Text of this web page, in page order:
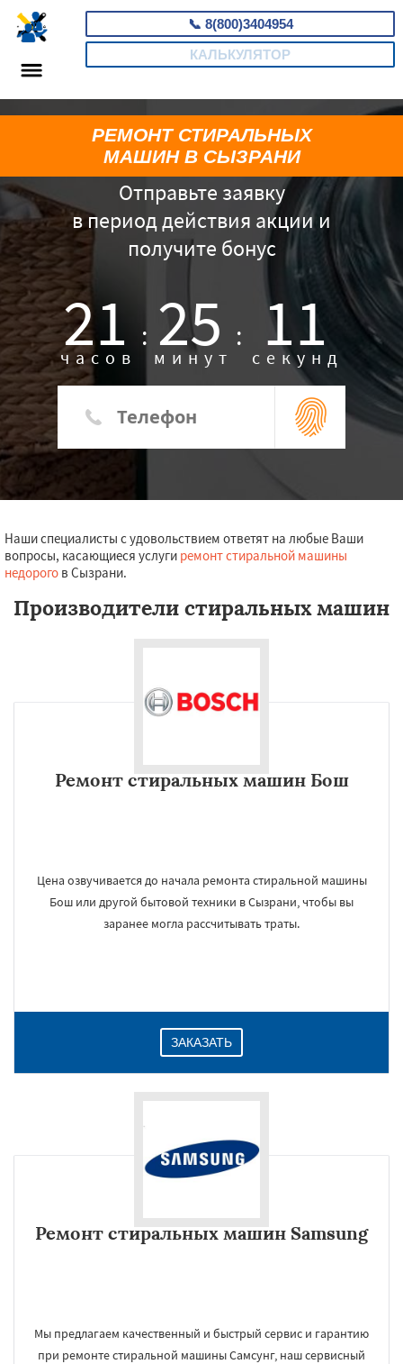
📞 8(800)3404954
КАЛЬКУЛЯТОР
Отправьте заявку
в период действия акции и
получите бонус
21 :
часов 25 :
минут 10
секунд
РЕМОНТ СТИРАЛЬНЫХ
МАШИН В СЫЗРАНИ
Наши специалисты с удовольствием ответят на любые Ваши
вопросы, касающиеся услуги ремонт стиральной машины
недорого в Сызрани.
Производители стиральных машин
Ремонт стиральных машин Бош
Цена озвучивается до начала ремонта стиральной машины
Бош или другой бытовой техники в Сызрани, чтобы вы
заранее могла рассчитывать траты.
ЗАКАЗАТЬ
Ремонт стиральных машин Samsung
Мы предлагаем качественный и быстрый сервис и гарантию
при ремонте стиральной машины Самсунг, наш сервисный